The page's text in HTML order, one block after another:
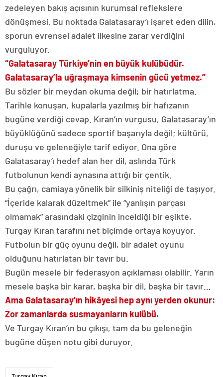
zedeleyen bakış açısının kurumsal reflekslere
dönüşmesi. Bu noktada Galatasaray’ı işaret eden dilin,
sporun evrensel adalet ilkesine zarar verdiğini
vurguluyor.
“Galatasaray Türkiye’nin en büyük kulübüdür.
Galatasaray’la uğraşmaya kimsenin gücü yetmez.”
Bu sözler bir meydan okuma değil; bir hatırlatma.
Tarihle konuşan, kupalarla yazılmış bir hafızanın
bugüne verdiği cevap. Kıran’ın vurgusu, Galatasaray’ın
büyüklüğünü sadece sportif başarıyla değil; kültürü,
duruşu ve geleneğiyle tarif ediyor. Ona göre
Galatasaray’ı hedef alan her dil, aslında Türk
futbolunun kendi aynasına attığı bir çentik.
Bu çağrı, camiaya yönelik bir silkiniş niteliği de taşıyor.
“İçeride kalarak düzeltmek” ile “yanlışın parçası
olmamak” arasındaki çizginin inceldiği bir eşikte,
Turgay Kıran tarafını net biçimde ortaya koyuyor.
Futbolun bir güç oyunu değil, bir adalet oyunu
olduğunu hatırlatan bir tavır bu.
Bugün mesele bir federasyon açıklaması olabilir. Yarın
mesele başka bir karar, başka bir dil, başka bir tavır…
Ama Galatasaray’ın hikâyesi hep aynı yerden okunur:
Zor zamanlarda susmayanların kulübü.
Ve Turgay Kıran’ın bu çıkışı, tam da bu geleneğin
bugüne düşen notu gibi duruyor.